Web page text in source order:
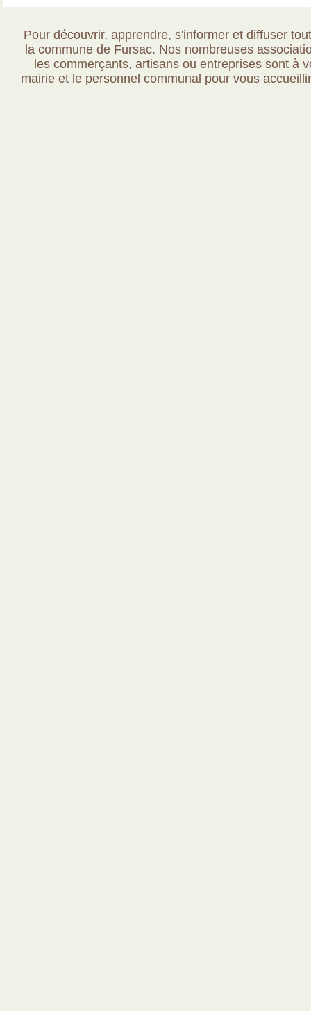
Pour découvrir, apprendre, s'informer et diffuser
la commune de Fursac. Nos nombreuses
les commerçants, artisans ou entreprises sont à
mairie et le personnel communal pour vous